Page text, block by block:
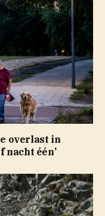
overlast in
nacht één’